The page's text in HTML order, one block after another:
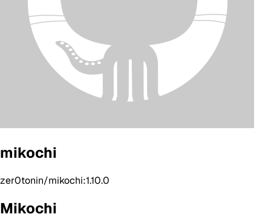
mikochi
zer0tonin/mikochi:1.10.0
Mikochi